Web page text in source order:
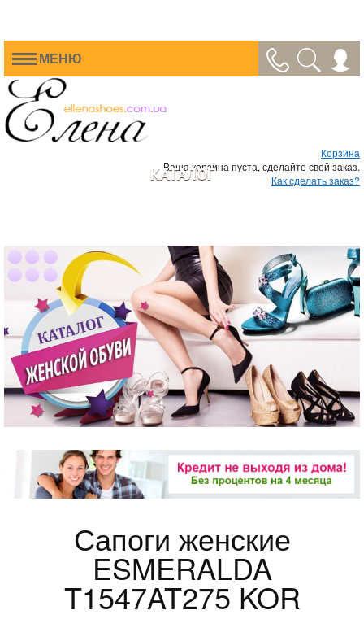
МЕНЮ
Корзина
Ваша корзина пуста, сделайте свой заказ.
Как сделать заказ?
КАТАЛОГ
Сапоги женские
ESMERALDA
T1547AT275 KOR